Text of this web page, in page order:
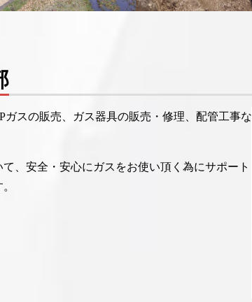
ガスの販売、ガス器具の販売・修理、配管工事な
、安全・安心にガスをお使い頂く為にサポート